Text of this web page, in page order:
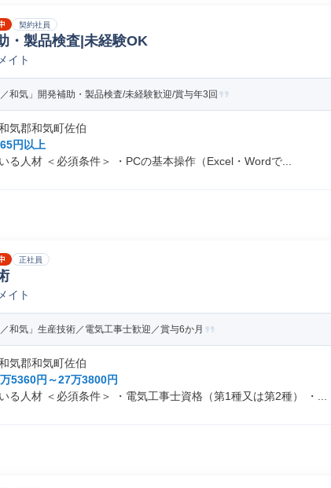
契約社員
・製品検査|未経験OK
イト
／和気」開発補助・製品検査/未経験歓迎/賞与年3回
気郡和気町佐伯
円以上
る人材 ＜必須条件＞ ・PCの基本操作（Excel・Wordで...
正社員
イト
／和気」生産技術／電気工事士歓迎／賞与6か月
気郡和気町佐伯
5360円～27万3800円
る人材 ＜必須条件＞ ・電気工事士資格（第1種又は第2種） ・...